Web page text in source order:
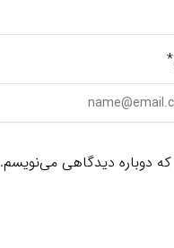
که دوباره دیدگاهی می‌نویسم.